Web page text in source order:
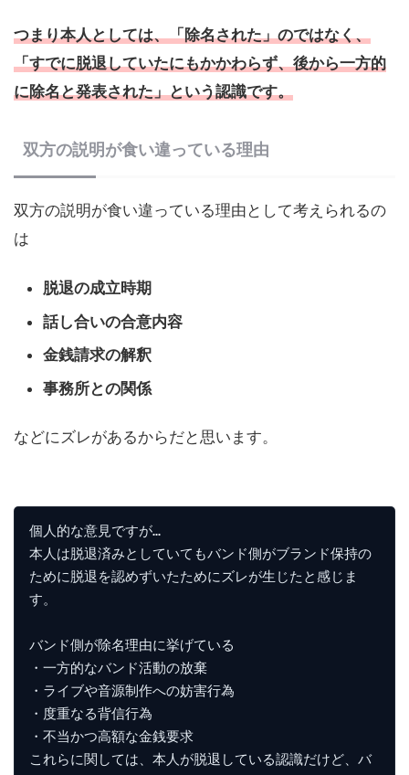
つまり本人としては、「除名された」のではなく、
「すでに脱退していたにもかかわらず、後から一方的
に除名と発表された」という認識です。
双方の説明が食い違っている理由
双方の説明が食い違っている理由として考えられるの
は
脱退の成立時期
話し合いの合意内容
金銭請求の解釈
事務所との関係
などにズレがあるからだと思います。
個人的な意見ですが…
本人は脱退済みとしていてもバンド側がブランド保持の
ために脱退を認めずいたためにズレが生じたと感じま
す。
バンド側が除名理由に挙げている
・一方的なバンド活動の放棄
・ライブや音源制作への妨害行為
・度重なる背信行為
・不当かつ高額な金銭要求
これらに関しては、本人が脱退している認識だけど、バ